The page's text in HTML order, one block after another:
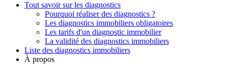
Tout savoir sur les diagnostics
Pourquoi réaliser des diagnostics ?
Les diagnostics immobiliers obligatoires
Les tarifs d'un diagnostic immobilier
La validité des diagnostics immobiliers
Liste des diagnostics immobiliers
À propos